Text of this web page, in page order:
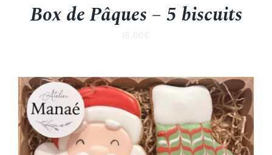
Box de Pâques – 5 biscuits
16.00€